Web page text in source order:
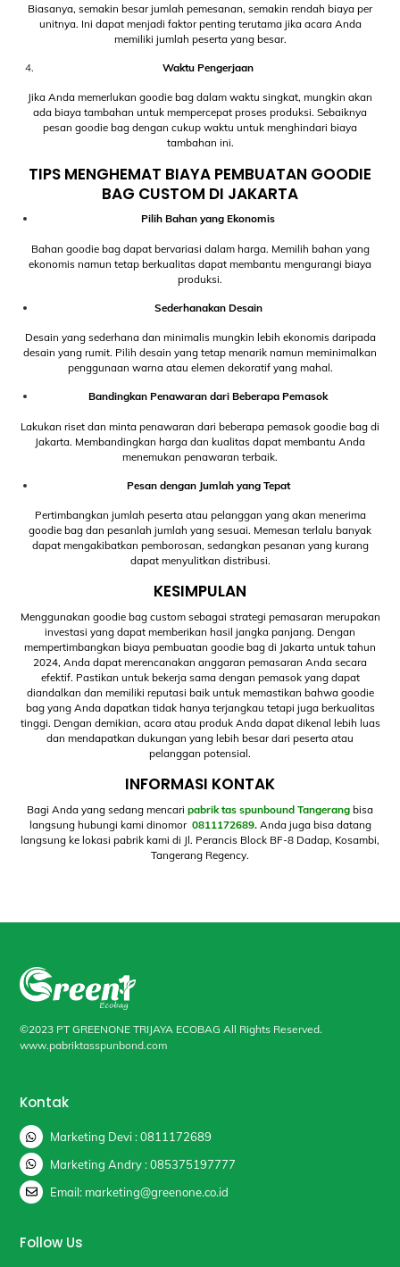
Biasanya, semakin besar jumlah pemesanan, semakin rendah biaya per
unitnya. Ini dapat menjadi faktor penting terutama jika acara Anda
memiliki jumlah peserta yang besar.
Waktu Pengerjaan
Jika Anda memerlukan goodie bag dalam waktu singkat, mungkin akan
ada biaya tambahan untuk mempercepat proses produksi. Sebaiknya
pesan goodie bag dengan cukup waktu untuk menghindari biaya
tambahan ini.
TIPS MENGHEMAT BIAYA PEMBUATAN GOODIE
BAG CUSTOM DI JAKARTA
Pilih Bahan yang Ekonomis
Bahan goodie bag dapat bervariasi dalam harga. Memilih bahan yang
ekonomis namun tetap berkualitas dapat membantu mengurangi biaya
produksi.
Sederhanakan Desain
Desain yang sederhana dan minimalis mungkin lebih ekonomis daripada
desain yang rumit. Pilih desain yang tetap menarik namun meminimalkan
penggunaan warna atau elemen dekoratif yang mahal.
Bandingkan Penawaran dari Beberapa Pemasok
Lakukan riset dan minta penawaran dari beberapa pemasok goodie bag di
Jakarta. Membandingkan harga dan kualitas dapat membantu Anda
menemukan penawaran terbaik.
Pesan dengan Jumlah yang Tepat
Pertimbangkan jumlah peserta atau pelanggan yang akan menerima
goodie bag dan pesanlah jumlah yang sesuai. Memesan terlalu banyak
dapat mengakibatkan pemborosan, sedangkan pesanan yang kurang
dapat menyulitkan distribusi.
KESIMPULAN
Menggunakan goodie bag custom sebagai strategi pemasaran merupakan
investasi yang dapat memberikan hasil jangka panjang. Dengan
mempertimbangkan biaya pembuatan goodie bag di Jakarta untuk tahun
2024, Anda dapat merencanakan anggaran pemasaran Anda secara
efektif. Pastikan untuk bekerja sama dengan pemasok yang dapat
diandalkan dan memiliki reputasi baik untuk memastikan bahwa goodie
bag yang Anda dapatkan tidak hanya terjangkau tetapi juga berkualitas
tinggi. Dengan demikian, acara atau produk Anda dapat dikenal lebih luas
dan mendapatkan dukungan yang lebih besar dari peserta atau
pelanggan potensial.
INFORMASI KONTAK
Bagi Anda yang sedang mencari pabrik tas spunbound Tangerang bisa
langsung hubungi kami dinomor 0811172689. Anda juga bisa datang
langsung ke lokasi pabrik kami di Jl. Perancis Block BF-8 Dadap, Kosambi,
Tangerang Regency.
©2023 PT GREENONE TRIJAYA ECOBAG All Rights Reserved.
www.pabriktasspunbond.com
Kontak
Marketing Devi : 0811172689
Marketing Andry : 085375197777
Email: marketing@greenone.co.id
Follow Us